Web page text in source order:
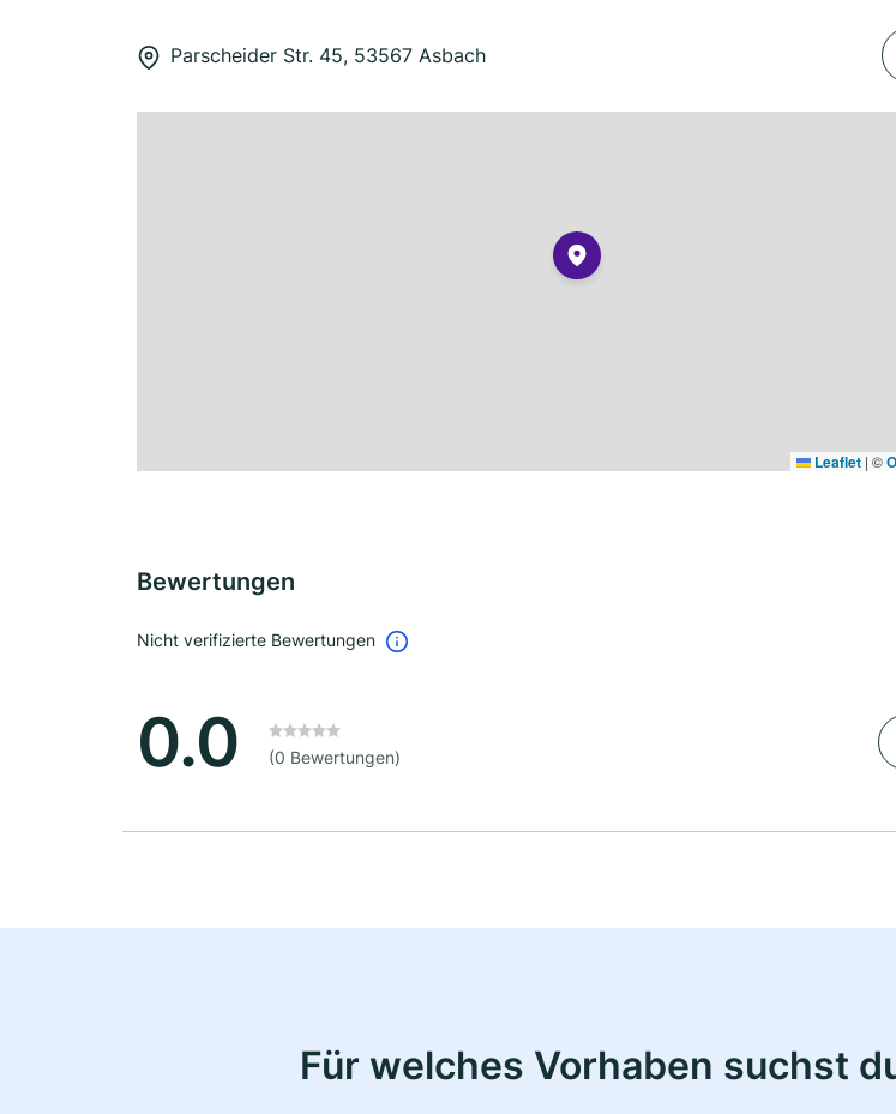
Parscheider Str. 45, 53567 Asbach
Leaflet | ©
Bewertungen
Nicht verifizierte Bewertungen
0.0 (0 Bewertungen)
Für welches Vorhaben suchst